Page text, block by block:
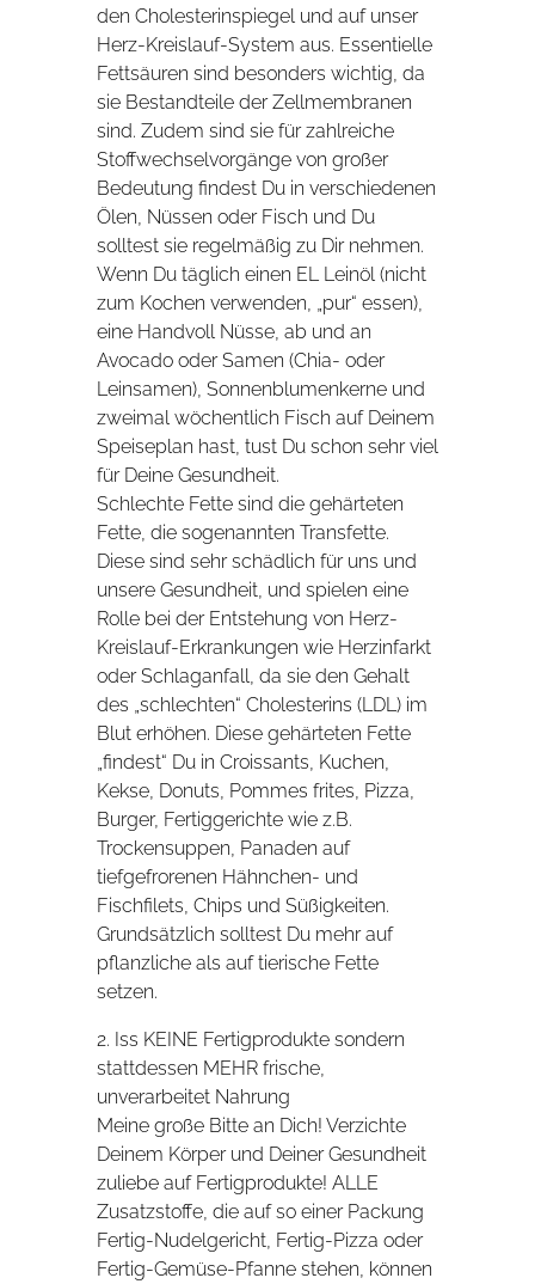
den Cholesterinspiegel und auf unser
Herz-Kreislauf-System aus. Essentielle
Fettsäuren sind besonders wichtig, da
sie Bestandteile der Zellmembranen
sind. Zudem sind sie für zahlreiche
Stoffwechselvorgänge von großer
Bedeutung findest Du in verschiedenen
Ölen, Nüssen oder Fisch und Du
solltest sie regelmäßig zu Dir nehmen.
Wenn Du täglich einen EL Leinöl (nicht
zum Kochen verwenden, „pur“ essen),
eine Handvoll Nüsse, ab und an
Avocado oder Samen (Chia- oder
Leinsamen), Sonnenblumenkerne und
zweimal wöchentlich Fisch auf Deinem
Speiseplan hast, tust Du schon sehr viel
für Deine Gesundheit.
Schlechte Fette sind die gehärteten
Fette, die sogenannten Transfette.
Diese sind sehr schädlich für uns und
unsere Gesundheit, und spielen eine
Rolle bei der Entstehung von Herz-
Kreislauf-Erkrankungen wie Herzinfarkt
oder Schlaganfall, da sie den Gehalt
des „schlechten“ Cholesterins (LDL) im
Blut erhöhen. Diese gehärteten Fette
„findest“ Du in Croissants, Kuchen,
Kekse, Donuts, Pommes frites, Pizza,
Burger, Fertiggerichte wie z.B.
Trockensuppen, Panaden auf
tiefgefrorenen Hähnchen- und
Fischfilets, Chips und Süßigkeiten.
Grundsätzlich solltest Du mehr auf
pflanzliche als auf tierische Fette
setzen.
2. Iss KEINE Fertigprodukte sondern
stattdessen MEHR frische,
unverarbeitet Nahrung
Meine große Bitte an Dich! Verzichte
Deinem Körper und Deiner Gesundheit
zuliebe auf Fertigprodukte! ALLE
Zusatzstoffe, die auf so einer Packung
Fertig-Nudelgericht, Fertig-Pizza oder
Fertig-Gemüse-Pfanne stehen, können